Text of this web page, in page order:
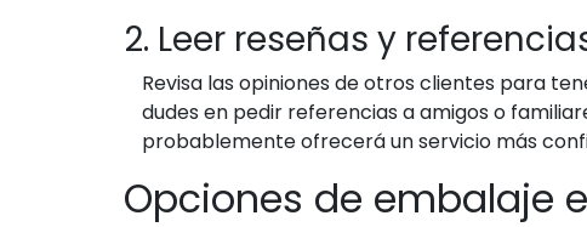
2. Leer reseñas y
Revisa las opiniones de otros clientes para
dudes en pedir referencias a amigos o
probablemente ofrecerá un servicio más
Opciones de embalaje